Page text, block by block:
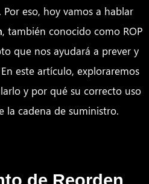
eso, hoy vamos a hablar
, también conocido como ROP
que nos ayudará a prever y
este artículo, exploraremos
y por qué su correcto uso
la cadena de suministro.